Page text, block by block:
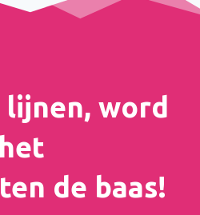
word
het
de baas!